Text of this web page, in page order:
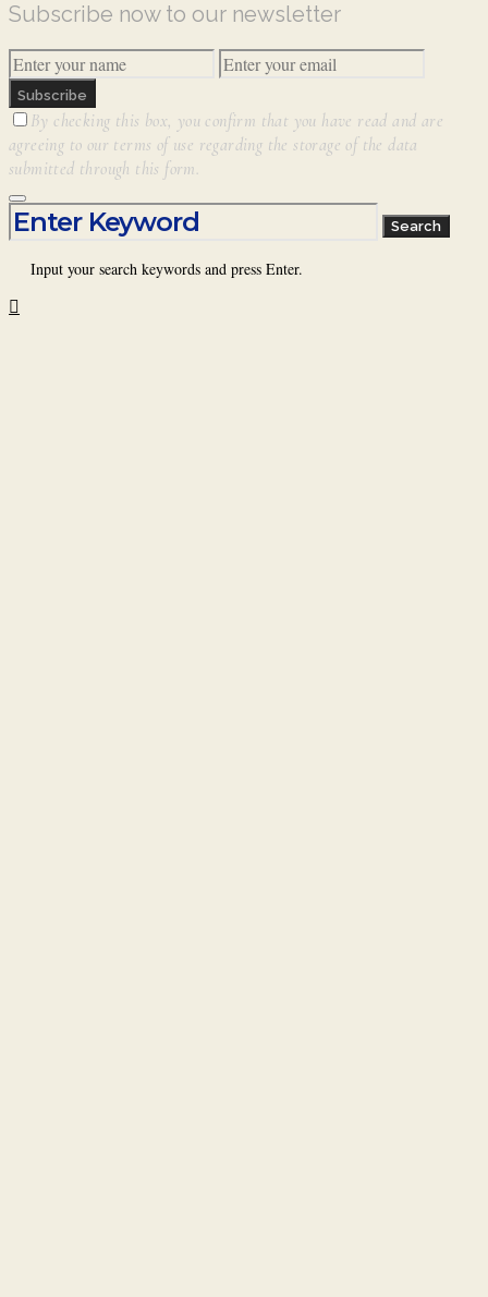
Subscribe now to our newsletter
Subscribe
By checking this box, you confirm that you have read and are
agreeing to our terms of use regarding the storage of the data
submitted through this form.
Search for:
Search
Input your search keywords and press Enter.